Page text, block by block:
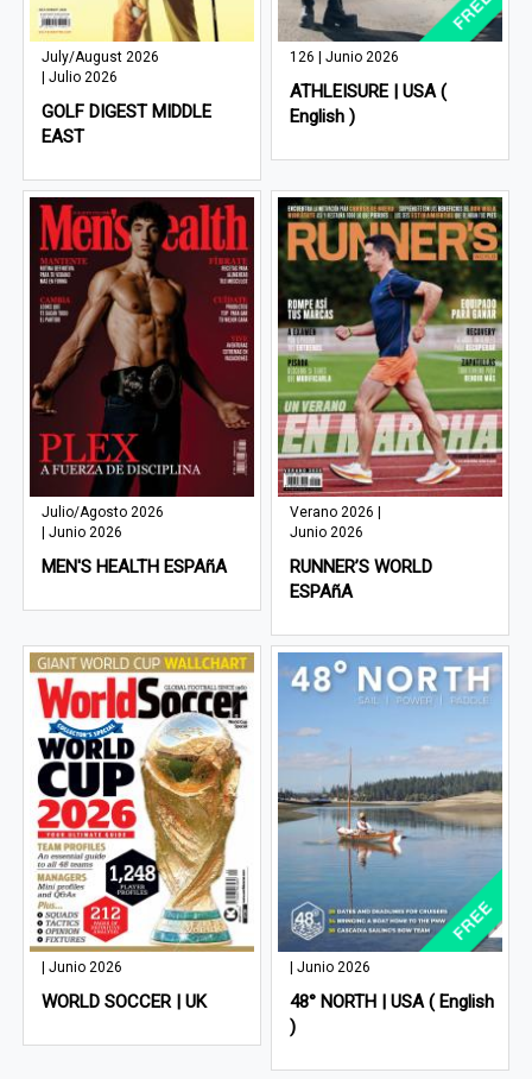
July/August 2026
| Julio 2026
GOLF DIGEST MIDDLE
EAST
126 | Junio 2026
ATHLEISURE | USA (
English )
Julio/Agosto 2026
| Junio 2026
MEN'S HEALTH ESPAñA
Verano 2026 |
Junio 2026
RUNNER’S WORLD
ESPAñA
| Junio 2026
WORLD SOCCER | UK
| Junio 2026
48° NORTH | USA ( English
)